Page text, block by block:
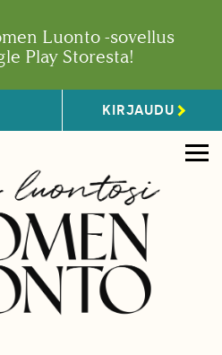
Luonto -sovellus
Play Storesta!
KIRJAUDU